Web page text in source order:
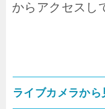
からアクセスし
ライブカメラか